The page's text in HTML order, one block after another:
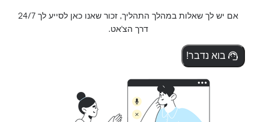
אם יש לך שאלות במהלך התהליך, זכור שאנו כאן לסייע לך 24/7
דרך הצ'אט.
בוא נדבר!